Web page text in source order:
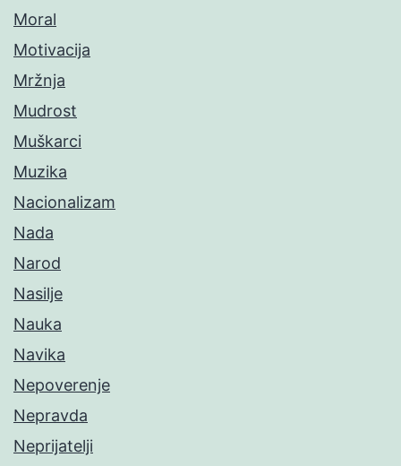
Moral
Motivacija
Mržnja
Mudrost
Muškarci
Muzika
Nacionalizam
Nada
Narod
Nasilje
Nauka
Navika
Nepoverenje
Nepravda
Neprijatelji